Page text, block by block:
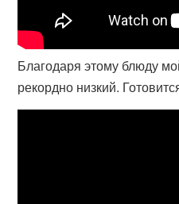
Благодаря этому блюду
рекордно низкий.